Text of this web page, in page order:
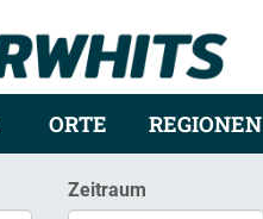
ORTE REGIONEN
Zeitraum